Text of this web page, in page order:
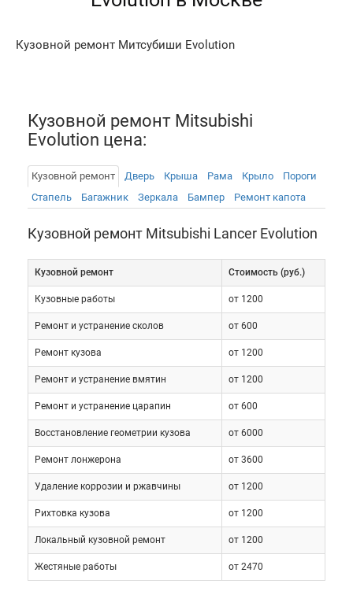
Кузовной ремонт Митсубиши Evolution
Кузовной ремонт Mitsubishi
Evolution цена:
Кузовной ремонт Дверь Крыша Рама Крыло
Пороги
Стапель
Багажник Зеркала Бампер Ремонт капота
Кузовной ремонт Mitsubishi Lancer Evolution
Кузовной ремонт Cтоимость (руб.)
Кузовные работы от 1200
Ремонт и устранение сколов от 600
Ремонт кузова от 1200
Ремонт и устранение вмятин от 1200
Ремонт и устранение царапин от 600
Восстановление геометрии кузова от 6000
Ремонт лонжерона от 3600
Удаление коррозии и ржавчины от 1200
Рихтовка кузова от 1200
Локальный кузовной ремонт от 1200
Жестяные работы от 2470